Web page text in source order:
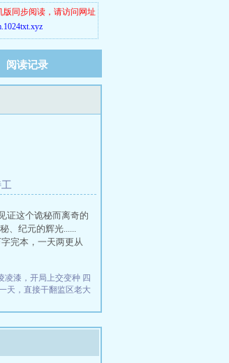
版同步阅读，请访问网址
阅读记录
证这个诡秘而离奇的
、纪元的辉光......
完本，一天两更从
凌漆，开局上交变种 四
天，直接干翻监区老大